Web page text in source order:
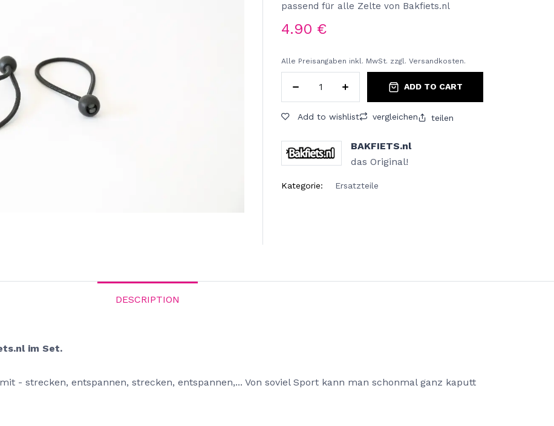
passend für alle Zelte von Bakfiets.nl
4.90 €
Alle Preisangaben inkl. MwSt. zzgl. Versandkosten.
ADD TO CART
Add to wishlist vergleichen teilen
BAKFIETS.nl
das Original!
Kategorie: Ersatzteile
DESCRIPTION
im Set.
- strecken, entspannen, strecken, entspannen,... Von soviel Sport kann man schonmal ganz kaputt